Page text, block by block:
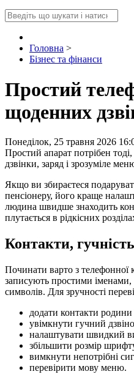
Головна >
Бізнес та фінанси
Простий
щоденних
Понеділок, 25 травня 2026
Простий апарат потрібен
дзвінки, заряд і зрозуміле
Якщо ви збираєтеся
пенсіонеру, його краще
людина швидше знаходить
плутається в рідкісних
Контакти,
Починати варто з
записують простими іменами,
символів. Для зручності
додати контакти родини
увімкнути гучний
налаштувати швидкий
збільшити розмір
вимкнути непотрібні
перевірити мову меню.